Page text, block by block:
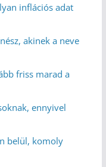
inflációs adat
akinek a neve
friss marad a
ennyivel
belül, komoly